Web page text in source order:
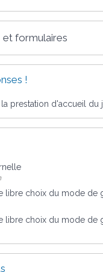
et formulaires
!
prestation d'accueil du
libre choix du mode de
libre choix du mode de